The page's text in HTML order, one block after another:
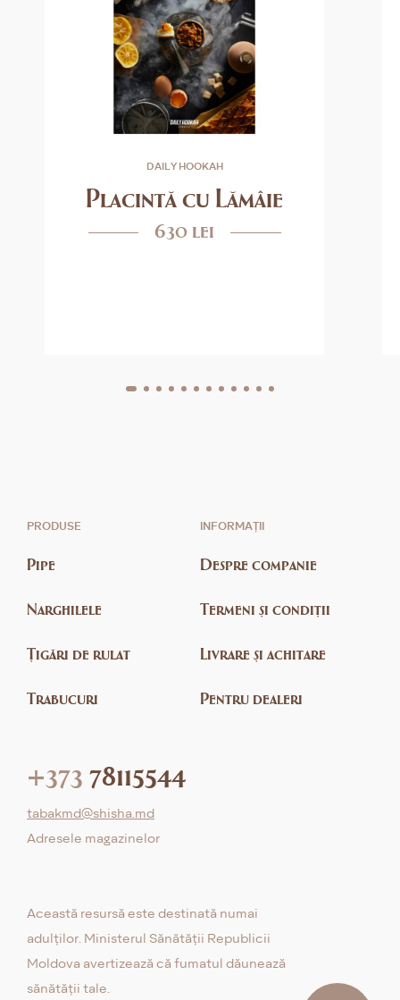
DAILY HOOKAH
Placintă cu Lămâie
630 lei
PRODUSE
Pipe
Narghilele
Țigări de rulat
Trabucuri
INFORMAȚII
Despre companie
Termeni și condiții
Livrare și achitare
Pentru dealeri
+373 78115544
tabakmd@shisha.md
Adresele magazinelor
Această resursă este destinată numai
adulților. Ministerul Sănătății Republicii
Moldova avertizează că fumatul dăunează
sănătății tale.